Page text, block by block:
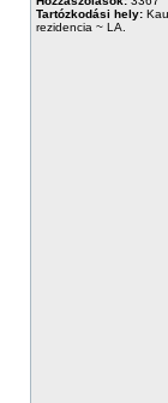
Tartózkodási hely:
rezidencia ~ LA.